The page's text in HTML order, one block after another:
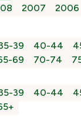
2007 2006
39 40-44
69 70-74
39 40-44